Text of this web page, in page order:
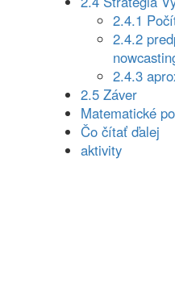
2.4.1
2.4.2
2.4.3
2.5 Záver
Matematické
Čo čítať ďalej
aktivity